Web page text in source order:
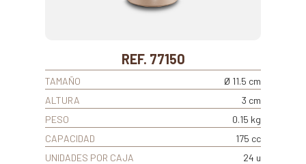
REF. 77150
TAMAÑO
Ø 11.5 cm
ALTURA
3 cm
PESO
0.15 kg
CAPACIDAD
175 cc
UNIDADES POR CAJA
24 u